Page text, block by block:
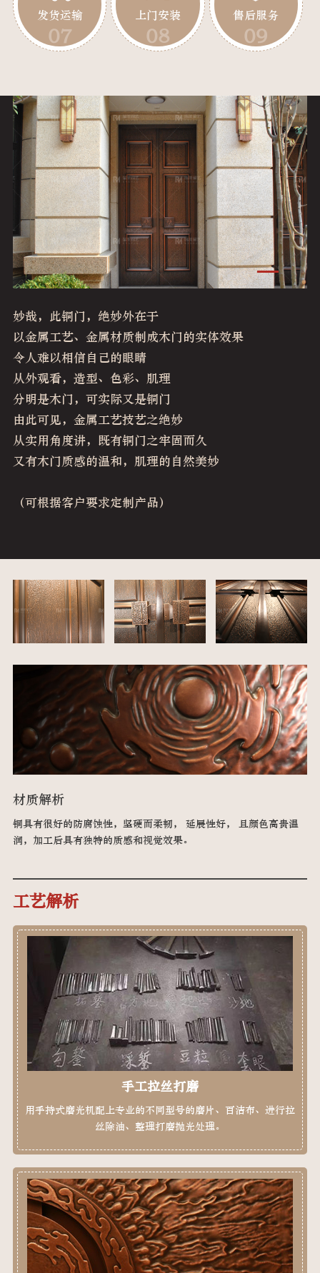
发货运输
07
上门安装
08
售后服务
09
妙哉，此铜门，绝妙外在于
以金属工艺、金属材质制成木门的实体效果
令人难以相信自己的眼睛
从外观看，造型、色彩、肌理
分明是木门，可实际又是铜门
由此可见，金属工艺技艺之绝妙
从实用角度讲，既有铜门之牢固而久
又有木门质感的温和，肌理的自然美妙
（可根据客户要求定制产品）
材质解析
铜具有很好的防腐蚀性，坚硬而柔韧， 延展性好， 且颜色高贵温
润，加工后具有独特的质感和视觉效果。
工艺解析
手工拉丝打磨
用手持式磨光机配上专业的不同型号的磨片、百洁布、进行拉
丝除油、整理打磨抛光处理。